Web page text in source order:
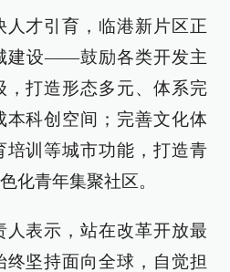
才引育，临港新片区正
建设——鼓励各类开发主
，打造形态多元、体系完
本科创空间；完善文化体
培训等城市功能，打造青
化青年集聚社区。
人表示，站在改革开放最
坚持面向全球，自觉担